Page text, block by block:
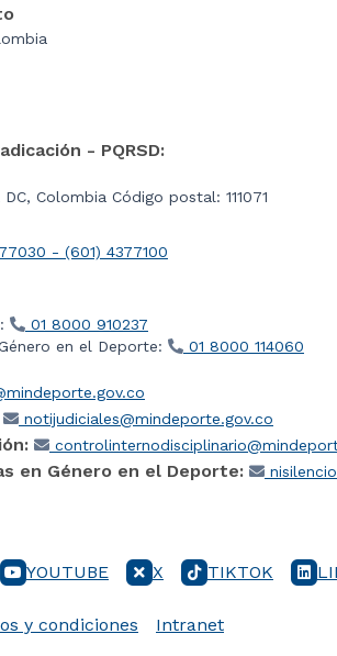
- PQRSD:
Colombia Código postal: 111071
- (601) 4377100
01 8000 910237
en el Deporte:
01 8000 114060
notijudiciales@mindeporte.gov.co
en Género en el Deporte:
YOUTUBE X TIKTOK
y condiciones Intranet